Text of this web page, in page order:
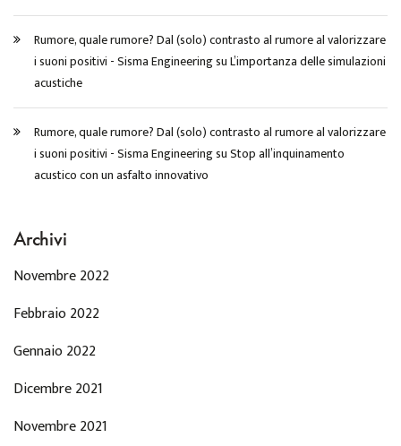
Rumore, quale rumore? Dal (solo) contrasto al rumore al valorizzare
i suoni positivi - Sisma EngineeringsuL’importanza delle simulazioni
acustiche
Rumore, quale rumore? Dal (solo) contrasto al rumore al valorizzare
i suoni positivi - Sisma EngineeringsuStop all’inquinamento
acustico con un asfalto innovativo
Archivi
Novembre 2022
Febbraio 2022
Gennaio 2022
Dicembre 2021
Novembre 2021